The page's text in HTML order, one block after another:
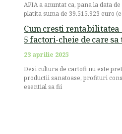
APIA a anuntat ca, pana la data
platita suma de 39.515.923 euro
Cum cresti
5 factori-cheie de care
23 aprilie 2025
Desi cultura de cartofi nu este
productii sanatoase, profituri
esential sa fii